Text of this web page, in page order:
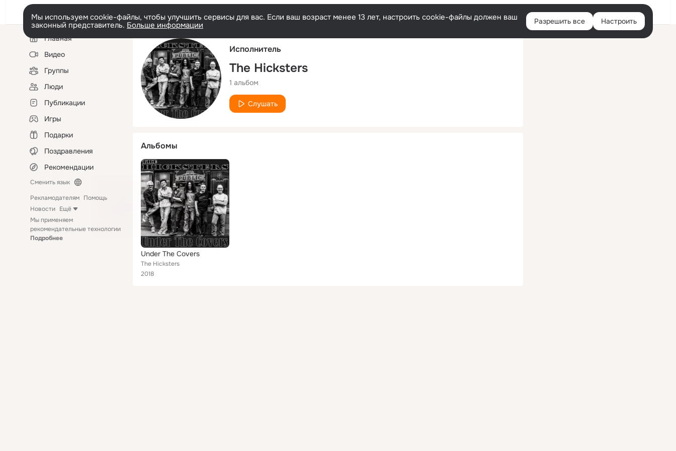
Русский Войти
Мы используем cookie-файлы, чтобы улучшить сервисы для вас. Если ваш возраст менее 13 лет, настроить cookie-файлы должен ваш
законный представитель. Больше информации Разрешить все Настроить
Левая
колонкаГлавная
Видео
Группы
Люди
Публикации
Игры
Подарки
Поздравления
Рекомендации
Сменить язык
Рекламодателям Помощь
Новости Ещё
Мы применяем
рекомендательные технологии
Подробнее
Исполнитель
The Hicksters
1 альбом
Слушать
Альбомы
Under The Covers
The Hicksters
2018